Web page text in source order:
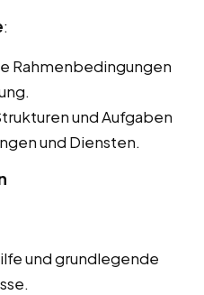
:
Rahmenbedingungen
und Aufgaben
und Diensten.
und grundlegende